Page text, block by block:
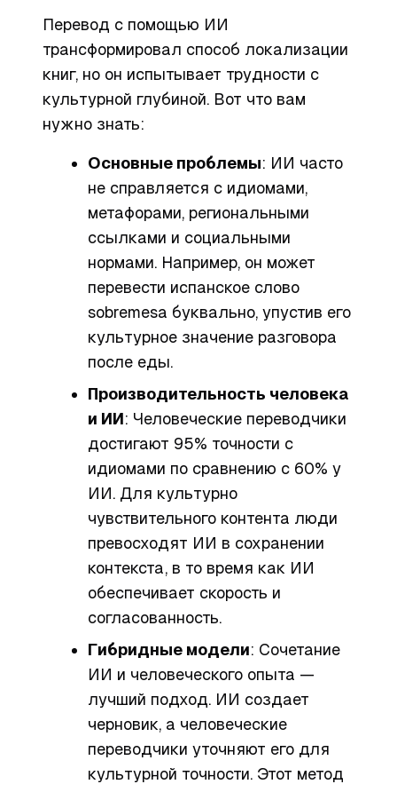
Перевод с помощью ИИ
трансформировал способ локализации
книг, но он испытывает трудности с
культурной глубиной. Вот что вам
нужно знать:
Основные проблемы: ИИ часто
не справляется с идиомами,
метафорами, региональными
ссылками и социальными
нормами. Например, он может
перевести испанское слово
sobremesa буквально, упустив его
культурное значение разговора
после еды.
Производительность человека
и ИИ: Человеческие переводчики
достигают 95% точности с
идиомами по сравнению с 60% у
ИИ. Для культурно
чувствительного контента люди
превосходят ИИ в сохранении
контекста, в то время как ИИ
обеспечивает скорость и
согласованность.
Гибридные модели: Сочетание
ИИ и человеческого опыта —
лучший подход. ИИ создает
черновик, а человеческие
переводчики уточняют его для
культурной точности. Этот метод